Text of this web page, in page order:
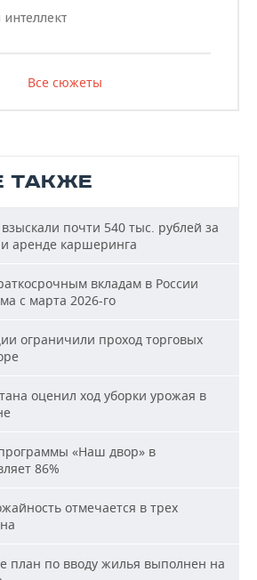
Все сюжеты
ТАКЖЕ
почти 540 тыс. рублей за
аренде каршеринга
вкладам в России
с марта 2026-го
ограничили проход торговых
оценил ход уборки урожая в
«Наш двор» в
86%
отмечается в трех
план по вводу жилья выполнен на